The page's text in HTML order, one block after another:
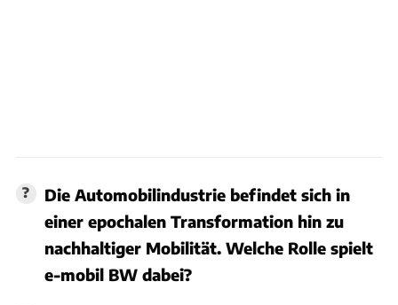
Die Automobilindustrie befindet sich in
einer epochalen Transformation hin zu
nachhaltiger Mobilität. Welche Rolle spielt
e-mobil BW dabei?